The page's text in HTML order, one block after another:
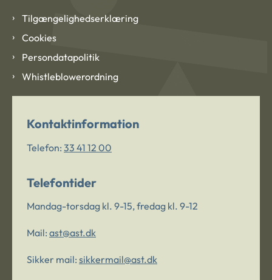
Tilgængelighedserklæring
Cookies
Persondatapolitik
Whistleblowerordning
Kontaktinformation
Telefon: 33 41 12 00
Telefontider
Mandag-torsdag kl. 9-15, fredag kl. 9-12
Mail: ast@ast.dk
Sikker mail: sikkermail@ast.dk